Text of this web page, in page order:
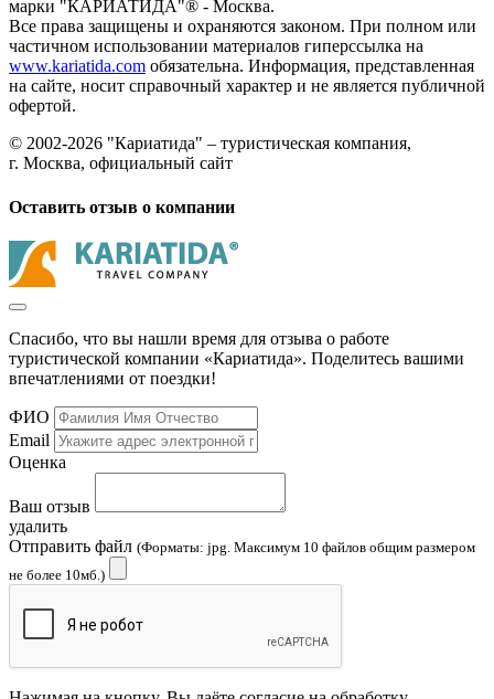
марки "КАРИАТИДА"® - Москва.
Все права защищены и охраняются законом. При полном или
частичном использовании материалов гиперссылка на
www.kariatida.com обязательна. Информация, представленная
на сайте, носит справочный характер и не является публичной
офертой.
© 2002-2026 "Кариатида" – туристическая компания,
г. Москва, официальный сайт
Оставить отзыв о компании
Спасибо, что вы нашли время для отзыва о работе
туристической компании «Кариатида». Поделитесь вашими
впечатлениями от поездки!
ФИО
Email
Оценка
Ваш отзыв
удалить
Отправить файл (Форматы: jpg. Максимум 10 файлов общим размером
не более 10мб.)